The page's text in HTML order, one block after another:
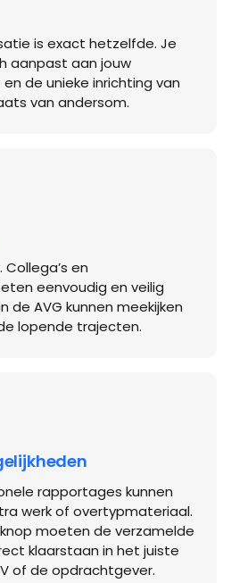
is exact hetzelfde. Je
aanpast aan jouw
de unieke inrichting van
van andersom.
en
eenvoudig en veilig
de AVG kunnen meekijken
lopende trajecten.
rapportages kunnen
werk of overtypmateriaal.
moeten de verzamelde
klaarstaan in het juiste
of de opdrachtgever.